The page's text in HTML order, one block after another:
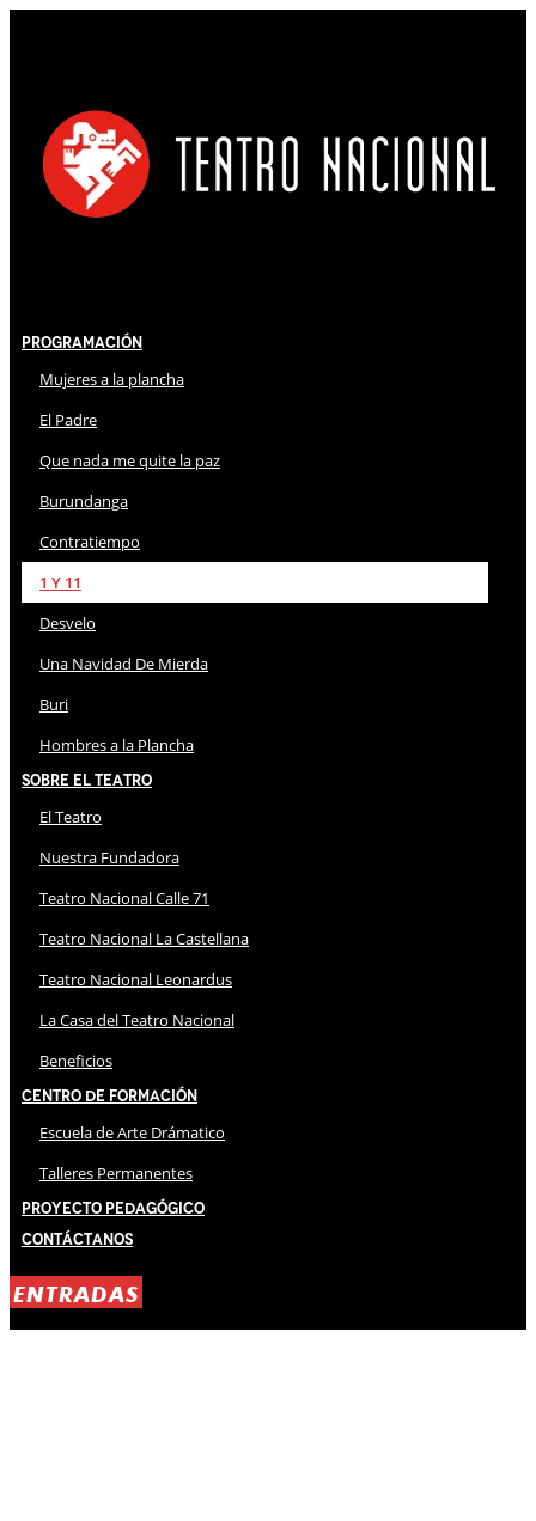
Programación
Mujeres a la plancha
El Padre
Que nada me quite la paz
Burundanga
Contratiempo
1 Y 11
Desvelo
Una Navidad De Mierda
Buri
Hombres a la Plancha
Sobre El Teatro
El Teatro
Nuestra Fundadora
Teatro Nacional Calle 71
Teatro Nacional La Castellana
Teatro Nacional Leonardus
La Casa del Teatro Nacional
Beneficios
Centro de Formación
Escuela de Arte Drámatico
Talleres Permanentes
Proyecto Pedagógico
Contáctanos
ENTRADAS